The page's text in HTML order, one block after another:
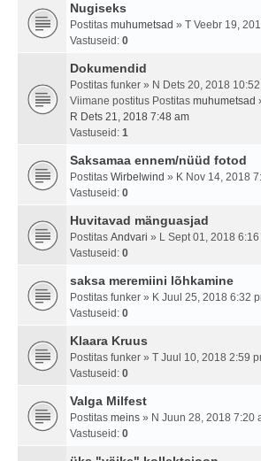
Nugiseks
Postitas muhumetsad » T Veebr 19,
Vastuseid: 0
Dokumendid
Postitas funker » N Dets 20, 2018
Viimane postitus Postitas muhumetsad
R Dets 21, 2018 7:48 am
Vastuseid: 1
Saksamaa ennem/nüüd fotod
Postitas Wirbelwind » K Nov 14, 2018
Vastuseid: 0
Huvitavad mänguasjad
Postitas Andvari » L Sept 01, 2018
Vastuseid: 0
saksa meremiini lõhkamine
Postitas funker » K Juul 25, 2018 6:32
Vastuseid: 0
Klaara Kruus
Postitas funker » T Juul 10, 2018 2:59
Vastuseid: 0
Valga Milfest
Postitas meins » N Juun 28, 2018 7:20
Vastuseid: 0